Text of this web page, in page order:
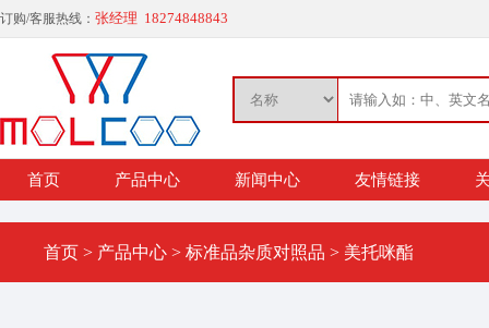
订购/客服热线： 张经理 18274848843
首页 产品中心 新闻中心 友情链接
首页 > 产品中心 > 标准品杂质对照品 > 美托咪酯